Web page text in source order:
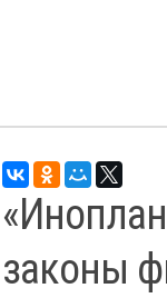
законы